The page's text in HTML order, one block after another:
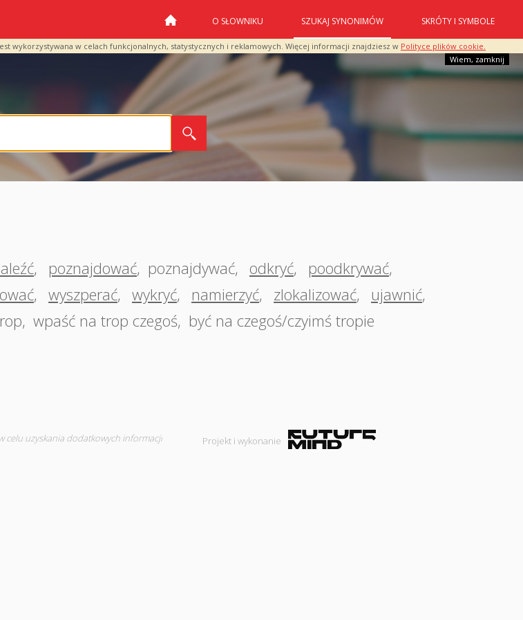
wykorzystywana w celach funkcjonalnych, statystycznych i reklamowych. Więcej informacji znajdziesz w Polityce plików cookie.
Wiem, zamknij
O SŁOWNIKU SZUKAJ SYNONIMÓW SKRÓTY I SYMBOLE
, poznajdować, poznajdywać, odkryć, poodkrywać,
, wyszperać, wykryć, namierzyć, zlokalizować, ujawnić,
, wpaść na trop czegoś, być na czegoś/czyimś tropie
celu uzyskania dodatkowych informacji Projekt i wykonanie